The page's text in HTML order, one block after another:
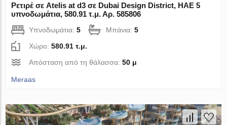
Ρετιρέ σε Atelis at d3 σε Dubai Design District, ΗΑΕ 5
υπνοδωμάτια, 580.91 τ.μ. Αρ. 585806
Υπνοδωμάτια:5 Μπάνια:5
Χώρο:580.91 τ.μ.
Απόσταση από τη θάλασσα:50 μ
Meraas